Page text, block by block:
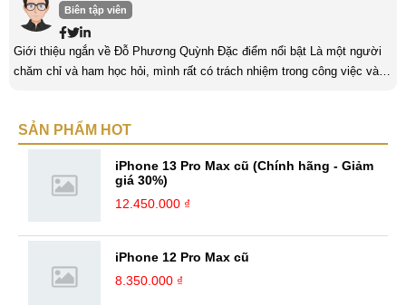
Biên tập viên
Giới thiệu ngắn về Đỗ Phương Quỳnh Đặc điểm nổi bật Là một người
chăm chỉ và ham học hỏi, mình rất có trách nhiệm trong công việc và
học cũng như kinh nghiệm quý giá. Với niềm đam mê với công nghệ,
SẢN PHẨM HOT
iPhone 13 Pro Max cũ (Chính hãng - Giảm
giá 30%)
12.450.000 ₫
iPhone 12 Pro Max cũ
8.350.000 ₫